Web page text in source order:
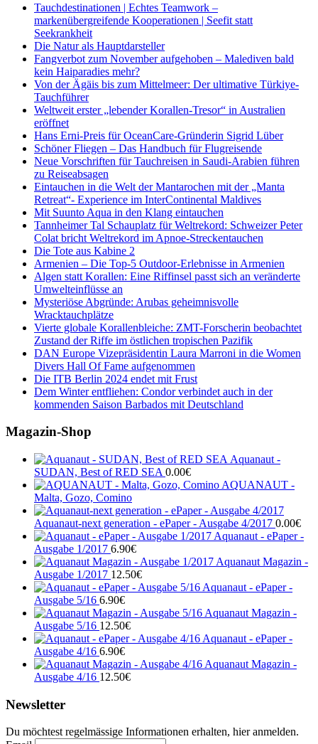
Tauchdestinationen | Echtes Teamwork –
markenübergreifende Kooperationen | Seefit statt
Seekrankheit
Die Natur als Hauptdarsteller
Fangverbot zum November aufgehoben – Malediven bald
kein Haiparadies mehr?
Von der Ägäis bis zum Mittelmeer: Der ultimative Türkiye-
Tauchführer
Weltweit erster „lebender Korallen-Tresor“ in Australien
eröffnet
Hans Erni-Preis für OceanCare-Gründerin Sigrid Lüber
Schöner Fliegen – Das Handbuch für Flugreisende
Neue Vorschriften für Tauchreisen in Saudi-Arabien führen
zu Reiseabsagen
Eintauchen in die Welt der Mantarochen mit der „Manta
Retreat“- Experience im InterContinental Maldives
Mit Suunto Aqua in den Klang eintauchen
Tannheimer Tal Schauplatz für Weltrekord: Schweizer Peter
Colat bricht Weltrekord im Apnoe-Streckentauchen
Die Tote aus Kabine 2
Armenien – Die Top-5 Outdoor-Erlebnisse in Armenien
Algen statt Korallen: Eine Riffinsel passt sich an veränderte
Umwelteinflüsse an
Mysteriöse Abgründe: Arubas geheimnisvolle
Wracktauchplätze
Vierte globale Korallenbleiche: ZMT-Forscherin beobachtet
Zustand der Riffe im östlichen tropischen Pazifik
DAN Europe Vizepräsidentin Laura Marroni in die Women
Divers Hall Of Fame aufgenommen
Die ITB Berlin 2024 endet mit Frust
Dem Winter entfliehen: Condor verbindet auch in der
kommenden Saison Barbados mit Deutschland
Magazin-Shop
Aquanaut -
SUDAN, Best of RED SEA 0.00€
AQUANAUT -
Malta, Gozo, Comino
Aquanaut-next generation - ePaper - Ausgabe 4/2017 0.00€
Aquanaut - ePaper -
Ausgabe 1/2017 6.90€
Aquanaut Magazin -
Ausgabe 1/2017 12.50€
Aquanaut - ePaper -
Ausgabe 5/16 6.90€
Aquanaut Magazin -
Ausgabe 5/16 12.50€
Aquanaut - ePaper -
Ausgabe 4/16 6.90€
Aquanaut Magazin -
Ausgabe 4/16 12.50€
Newsletter
Du möchtest regelmässige Informationen erhalten, hier anmelden.